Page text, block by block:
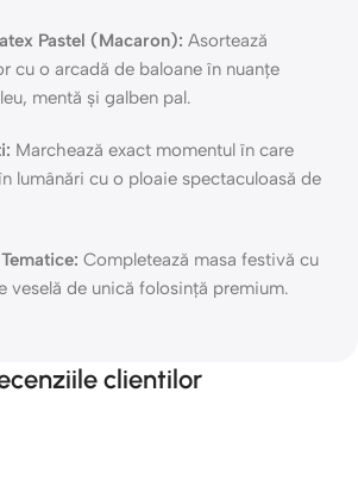
Pastel (Macaron): Asortează
cu o arcadă de baloane în nuanțe
mentă și galben pal.
Marchează exact momentul în care
lumânări cu o ploaie spectaculoasă de
Completează masa festivă cu
veselă de unică folosință premium.
clientilor